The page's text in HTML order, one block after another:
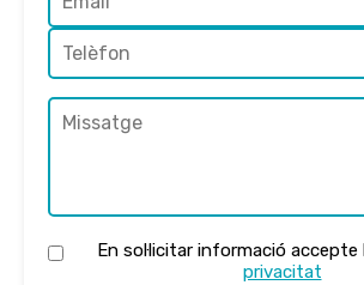
En sol·licitar informació accepte
privacitat